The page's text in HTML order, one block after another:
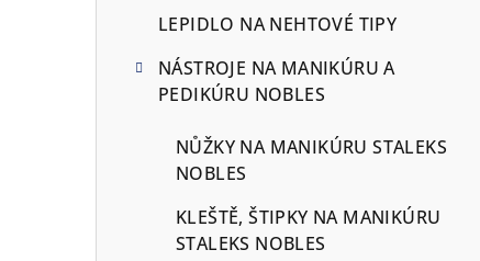
LEPIDLO NA NEHTOVÉ TIPY
NÁSTROJE NA MANIKÚRU A
PEDIKÚRU NOBLES
NŮŽKY NA MANIKÚRU STALEKS
NOBLES
KLEŠTĚ, ŠTIPKY NA MANIKÚRU
STALEKS NOBLES